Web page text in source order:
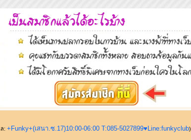
: +Funky+(เสนา.ซ.17)10:00-06:00 T:085-5027899♥Line:funkyclub)